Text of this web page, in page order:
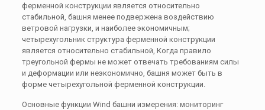
ферменной конструкции является относительно
стабильной, башня менее подвержена воздействию
ветровой нагрузки, и наиболее экономичным;
четырехугольник структура ферменной конструкции
является относительно стабильной, Когда правило
треугольной фермы не может отвечать требованиям силы
и деформации или неэкономично, башня может быть в
форме четырехугольной ферменной конструкции.
Основные функции Wind башни измерения: мониторинг